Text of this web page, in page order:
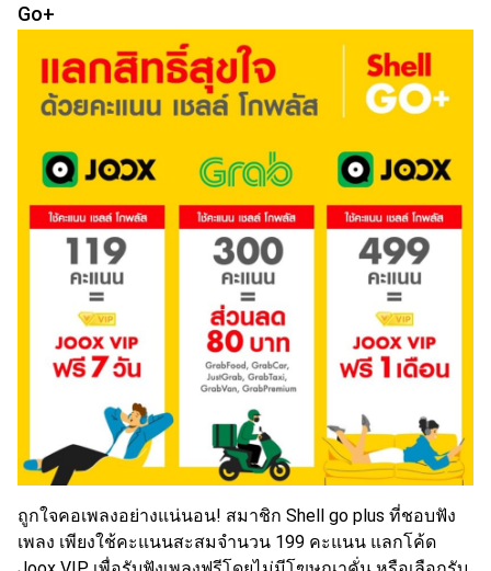
Go+
ถูกใจคอเพลงอย่างแน่นอน! สมาชิก Shell go plus ที่ชอบฟัง
เพลง เพียงใช้คะแนนสะสมจำนวน 199 คะแนน แลกโค้ด